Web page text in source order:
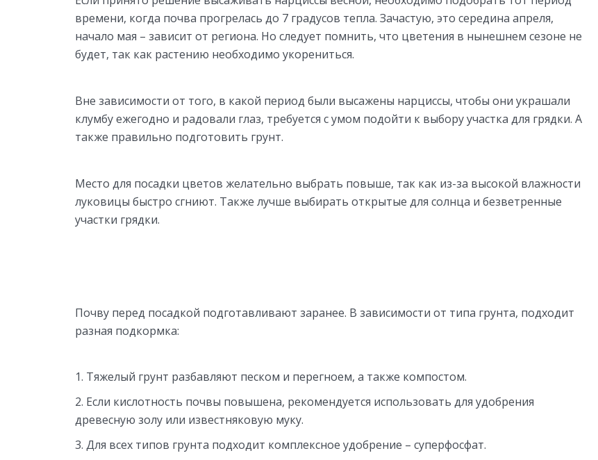
времени, когда почва прогрелась до 7 градусов тепла. Зачастую, это середина апреля,
начало мая – зависит от региона. Но следует помнить, что цветения в нынешнем сезоне не
будет, так как растению необходимо укорениться.
Вне зависимости от того, в какой период были высажены нарциссы, чтобы они украшали
клумбу ежегодно и радовали глаз, требуется с умом подойти к выбору участка для грядки. А
также правильно подготовить грунт.
Место для посадки цветов желательно выбрать повыше, так как из-за высокой влажности
луковицы быстро сгниют. Также лучше выбирать открытые для солнца и безветренные
участки грядки.
Почву перед посадкой подготавливают заранее. В зависимости от типа грунта, подходит
разная подкормка:
Тяжелый грунт разбавляют песком и перегноем, а также компостом.
Если кислотность почвы повышена, рекомендуется использовать для удобрения
древесную золу или известняковую муку.
Для всех типов грунта подходит комплексное удобрение – суперфосфат.